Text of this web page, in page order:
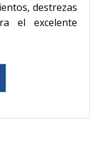
destrezas
el excelente